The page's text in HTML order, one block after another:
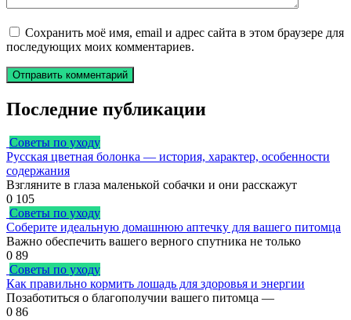
Сохранить моё имя, email и адрес сайта в этом браузере для
последующих моих комментариев.
Последние публикации
Советы по уходу
Русская цветная болонка — история, характер, особенности
содержания
Взгляните в глаза маленькой собачки и они расскажут
0 105
Советы по уходу
Соберите идеальную домашнюю аптечку для вашего питомца
Важно обеспечить вашего верного спутника не только
0 89
Советы по уходу
Как правильно кормить лошадь для здоровья и энергии
Позаботиться о благополучии вашего питомца —
0 86